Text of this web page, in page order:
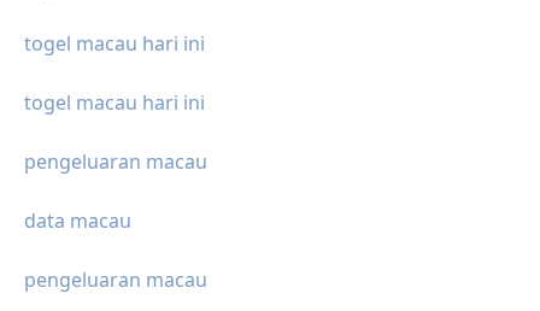
togel macau hari ini
togel macau hari ini
pengeluaran macau
data macau
pengeluaran macau